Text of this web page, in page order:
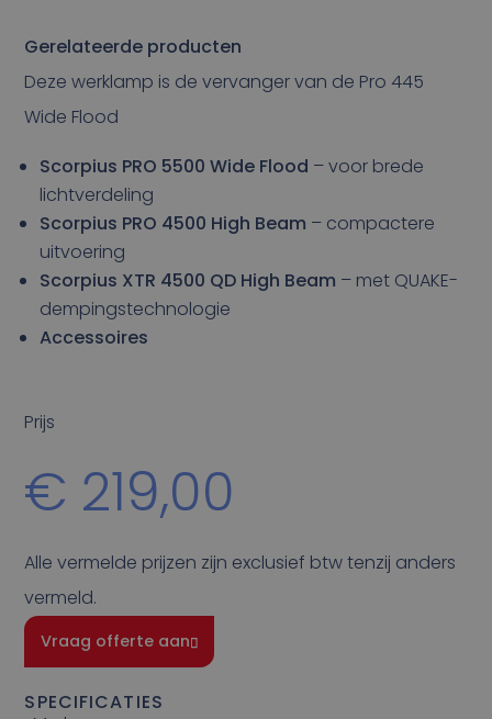
Gerelateerde producten
Deze werklamp is de vervanger van de Pro 445
Wide Flood
Scorpius PRO 5500 Wide Flood – voor brede
lichtverdeling
Scorpius PRO 4500 High Beam – compactere
uitvoering
Scorpius XTR 4500 QD High Beam – met QUAKE-
dempingstechnologie
Accessoires
Prijs
€ 219,00
Alle vermelde prijzen zijn exclusief btw tenzij anders
vermeld.
Vraag offerte aan
SPECIFICATIES